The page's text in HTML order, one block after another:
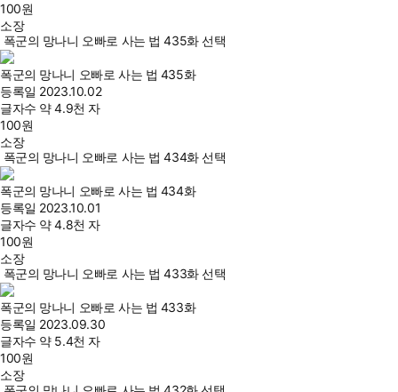
100원
소장
폭군의 망나니 오빠로 사는 법 435화 선택
폭군의 망나니 오빠로 사는 법 435화
등록일 2023.10.02
글자수 약 4.9천 자
100원
소장
폭군의 망나니 오빠로 사는 법 434화 선택
폭군의 망나니 오빠로 사는 법 434화
등록일 2023.10.01
글자수 약 4.8천 자
100원
소장
폭군의 망나니 오빠로 사는 법 433화 선택
폭군의 망나니 오빠로 사는 법 433화
등록일 2023.09.30
글자수 약 5.4천 자
100원
소장